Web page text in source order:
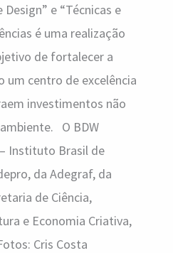
e “Técnicas e
é uma realização
de fortalecer a
um centro de excelência
investimentos não
O BDW
Instituto Brasil de
da Adegraf, da
de Ciência,
e Economia Criativa,
Cris Costa